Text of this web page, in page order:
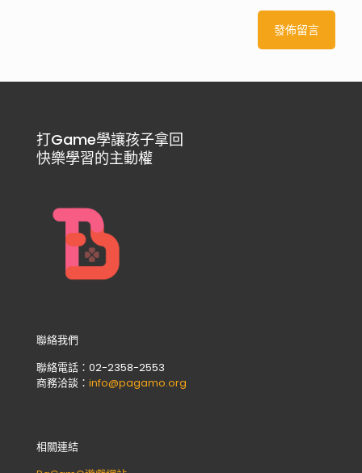
打Game學讓孩子拿回
快樂學習的主動權
聯絡我們
聯絡電話：02-2358-2553
商務洽談： info@pagamo.org
相關連結